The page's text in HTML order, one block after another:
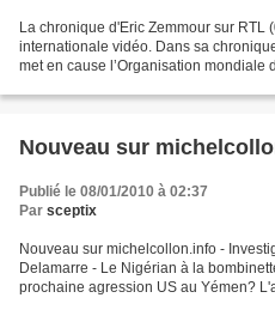
La chronique d'Eric Zemmour sur RTL
internationale vidéo. Dans sa
met en cause l’Organisation mondiale
Nouveau sur
Publié le 08/01/2010 à 02:37
Par sceptix
Nouveau sur michelcollon.info -
Delamarre - Le Nigérian à la
prochaine agression US au Yémen?